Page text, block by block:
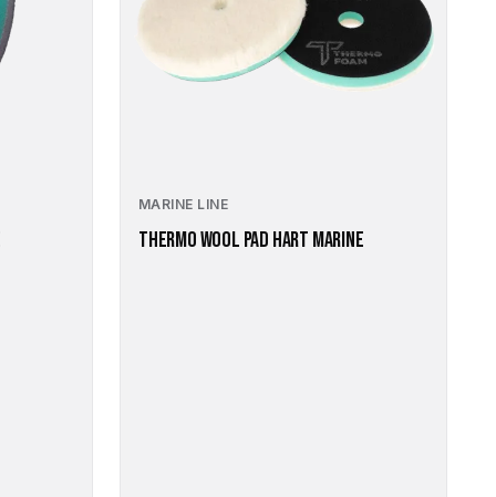
MARINE LINE
THERMO WOOL PAD HART MARINE
Die
können